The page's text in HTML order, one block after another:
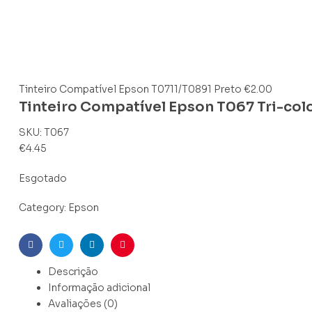
Tinteiro Compatível Epson T0711/T0891 Preto €2.00
Tinteiro Compatível Epson T067 Tri-
SKU: T067
€4.45
Esgotado
Category: Epson
FacebookTwitterLinkedinPinterest
Descrição
Informação adicional
Avaliações (0)